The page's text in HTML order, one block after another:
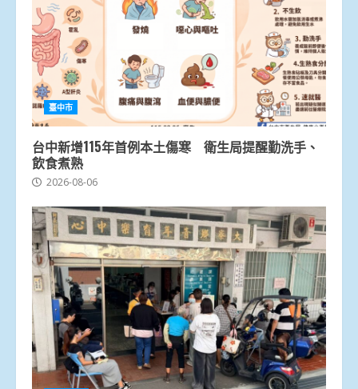
臺中市
台中新增115年首例本土傷寒 衛生局提醒勤洗手、
飲食煮熟
2026-08-06